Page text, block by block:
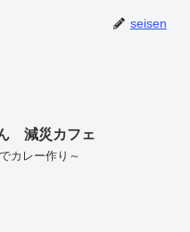
seisen
減災カフェ
カレー作り～